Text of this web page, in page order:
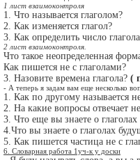
1 лист взаимоконтроля
1. Что называется глаголом?
2. Как изменяется глагол?
3. Как определить число
2 лист взаимоконтроля.
Что такое неопределенная
Как пишется не с глаголами?
3. Назовите времена глагола? (
- А теперь я задам вам еще несколько
1. Как по другому называется
2. На какие вопросы отвечает
3. Что еще вы знаете о
4.Что вы знаете о глаголах
5. Как пишется частица не с
6. Словарная работа 1уч-к у доски